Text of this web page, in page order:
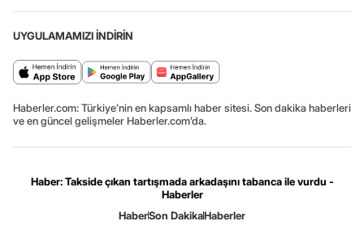
UYGULAMAMIZI İNDİRİN
Haberler.com: Türkiye’nin en kapsamlı haber sitesi. Son dakika haberleri
ve en güncel gelişmeler Haberler.com’da.
Haber: Takside çıkan tartışmada arkadaşını tabanca ile vurdu -
Haberler
HaberSon DakikaHaberler